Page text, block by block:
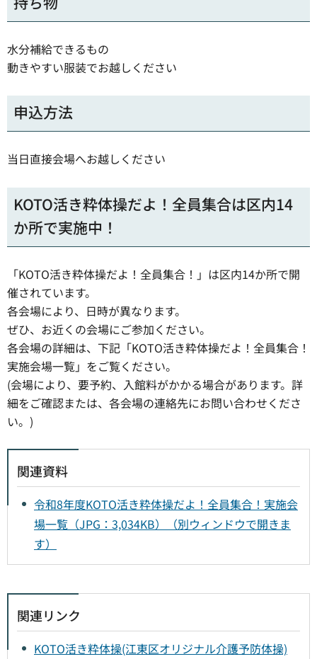
水分補給できるもの
動きやすい服装でお越しください
申込方法
当日直接会場へお越しください
KOTO活き粋体操だよ！全員集合は区内14
か所で実施中！
「KOTO活き粋体操だよ！全員集合！」は区内14か所で開
催されています。
各会場により、日時が異なります。
ぜひ、お近くの会場にご参加ください。
各会場の詳細は、下記「KOTO活き粋体操だよ！全員集合！
実施会場一覧」をご覧ください。
(会場により、要予約、入館料がかかる場合があります。詳
細をご確認または、各会場の連絡先にお問い合わせくださ
い。)
関連資料
令和8年度KOTO活き粋体操だよ！全員集合！実施会
場一覧（JPG：3,034KB）（別ウィンドウで開きま
す）
関連リンク
KOTO活き粋体操(江東区オリジナル介護予防体操)